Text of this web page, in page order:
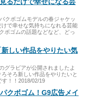
クボゴムモデルの春ジャケッ
で幸せな気持ちになれる芸能
ボゴムの話題などなど、どっ
しい作品をやりたい気
グラビアが公開されましたよ
そろ新しい作品をやりたいと
！！2018/02/19
クボゴム！G9広告メイ